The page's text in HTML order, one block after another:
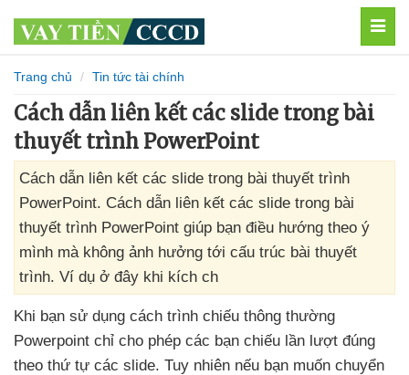
Trang chủ Tin tức tài chính
Cách dẫn liên kết các slide trong bài
thuyết trình PowerPoint
Cách dẫn liên kết các slide trong bài thuyết trình
PowerPoint. Cách dẫn liên kết các slide trong bài
thuyết trình PowerPoint giúp bạn điều hướng theo ý
mình mà không ảnh hưởng tới cấu trúc bài thuyết
trình. Ví dụ ở đây khi kích ch
Khi bạn sử dụng cách trình chiếu thông thường
Powerpoint chỉ cho phép các bạn chiếu lần lượt đúng
theo thứ tự các slide. Tuy nhiên nếu bạn muốn chuyển